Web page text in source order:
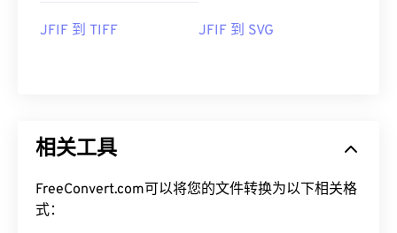
JFIF 到 TIFF JFIF 到 SVG
相关工具
FreeConvert.com可以将您的文件转换为以下相关格
式：